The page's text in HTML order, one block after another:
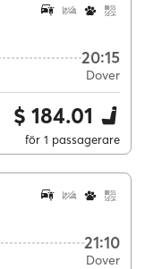
20:15
Dover
$ 184.01
för 1 passagerare
21:10
Dover